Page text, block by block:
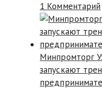
1 Комментарий
Минпромторг
запускают